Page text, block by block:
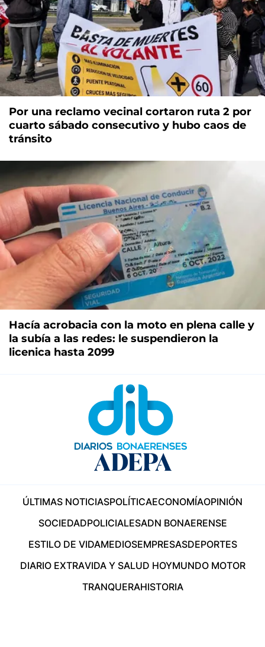
Por una reclamo vecinal cortaron ruta 2 por
cuarto sábado consecutivo y hubo caos de
tránsito
Hacía acrobacia con la moto en plena calle y
la subía a las redes: le suspendieron la
licenica hasta 2099
ÚLTIMAS NOTICIASPOLÍTICAECONOMÍAOPINIÓN
SOCIEDADPOLICIALESADN BONAERENSE
ESTILO DE VIDAMEDIOSEMPRESASDEPORTES
DIARIO EXTRAVIDA Y SALUD HOYMUNDO MOTOR
TRANQUERAHISTORIA